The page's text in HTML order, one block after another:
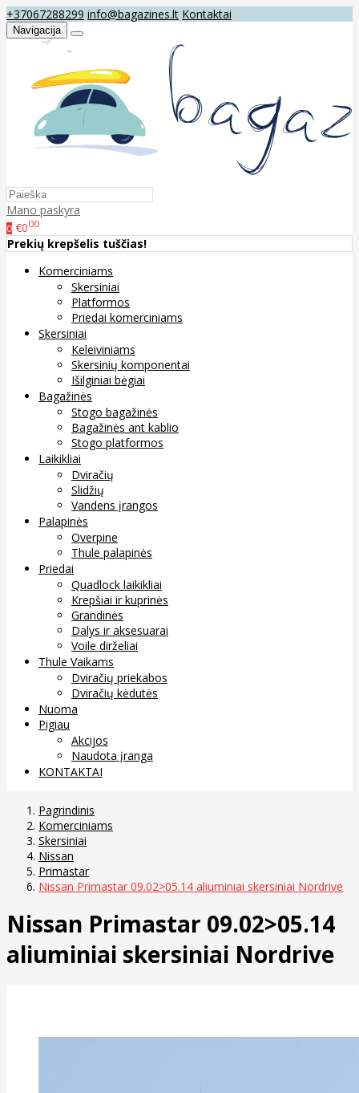
+37067288299 info@bagazines.lt Kontaktai
Navigacija
Mano paskyra
0 €000
Prekių krepšelis tuščias!
Komerciniams
Skersiniai
Platformos
Priedai komerciniams
Skersiniai
Keleiviniams
Skersinių komponentai
Išilginiai bėgiai
Bagažinės
Stogo bagažinės
Bagažinės ant kablio
Stogo platformos
Laikikliai
Dviračių
Slidžių
Vandens įrangos
Palapinės
Overpine
Thule palapinės
Priedai
Quadlock laikikliai
Krepšiai ir kuprinės
Grandinės
Dalys ir aksesuarai
Voile dirželiai
Thule Vaikams
Dviračių priekabos
Dviračių kėdutės
Nuoma
Pigiau
Akcijos
Naudota įranga
KONTAKTAI
Pagrindinis
Komerciniams
Skersiniai
Nissan
Primastar
Nissan Primastar 09.02>05.14 aliuminiai skersiniai Nordrive
Nissan Primastar 09.02>05.14
aliuminiai skersiniai Nordrive